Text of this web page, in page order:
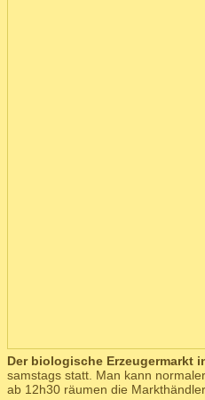
Der biologische Erzeugermarkt
samstags statt. Man kann
ab 12h30 räumen die